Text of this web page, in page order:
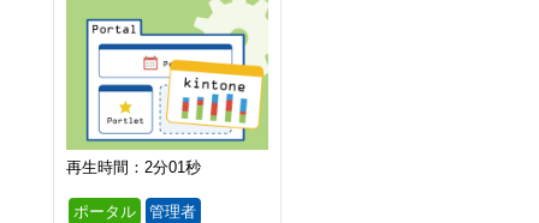
再生時間：2分01秒
ポータル 管理者